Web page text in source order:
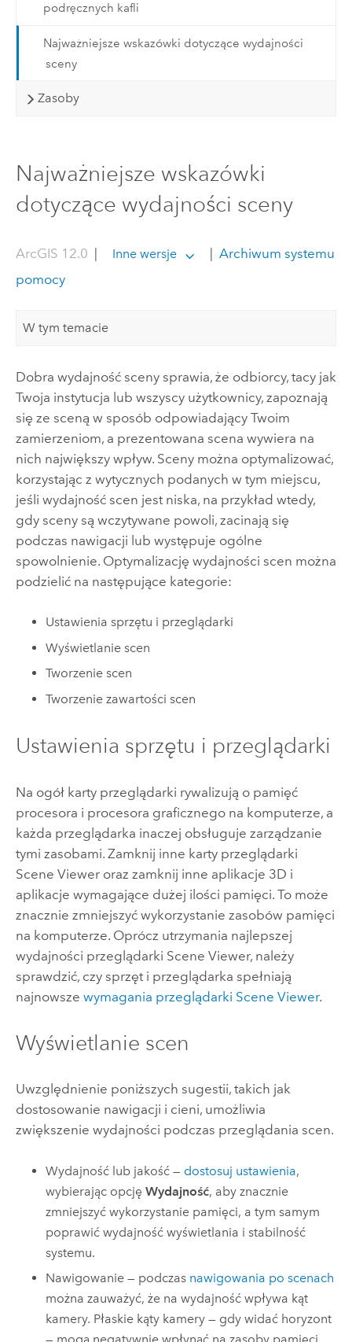
podręcznych kafli
Najważniejsze wskazówki dotyczące wydajności
sceny
Zasoby
Najważniejsze wskazówki
dotyczące wydajności sceny
ArcGIS 12.0 Inne wersje
Archiwum systemu
pomocy
W tym temacie
Dobra wydajność sceny sprawia, że odbiorcy, tacy jak
Twoja instytucja lub wszyscy użytkownicy, zapoznają
się ze sceną w sposób odpowiadający Twoim
zamierzeniom, a prezentowana scena wywiera na
nich największy wpływ. Sceny można optymalizować,
korzystając z wytycznych podanych w tym miejscu,
jeśli wydajność scen jest niska, na przykład wtedy,
gdy sceny są wczytywane powoli, zacinają się
podczas nawigacji lub występuje ogólne
spowolnienie. Optymalizację wydajności scen można
podzielić na następujące kategorie:
Ustawienia sprzętu i przeglądarki
Wyświetlanie scen
Tworzenie scen
Tworzenie zawartości scen
Ustawienia sprzętu i przeglądarki
Na ogół karty przeglądarki rywalizują o pamięć
procesora i procesora graficznego na komputerze, a
każda przeglądarka inaczej obsługuje zarządzanie
tymi zasobami. Zamknij inne karty przeglądarki
Scene Vieweroraz zamknij inne aplikacje 3D i
aplikacje wymagające dużej ilości pamięci. To może
znacznie zmniejszyć wykorzystanie zasobów pamięci
na komputerze. Oprócz utrzymania najlepszej
wydajności przeglądarki Scene Viewer, należy
sprawdzić, czy sprzęt i przeglądarka spełniają
najnowsze wymagania przeglądarki Scene Viewer.
Wyświetlanie scen
Uwzględnienie poniższych sugestii, takich jak
dostosowanie nawigacji i cieni, umożliwia
zwiększenie wydajności podczas przeglądania scen.
Wydajność lub jakość — dostosuj ustawienia,
wybierając opcjęWydajność, aby znacznie
zmniejszyć wykorzystanie pamięci, a tym samym
poprawić wydajność wyświetlania i stabilność
systemu.
Nawigowanie — podczas nawigowania po scenach
można zauważyć, że na wydajność wpływa kąt
kamery. Płaskie kąty kamery — gdy widać horyzont